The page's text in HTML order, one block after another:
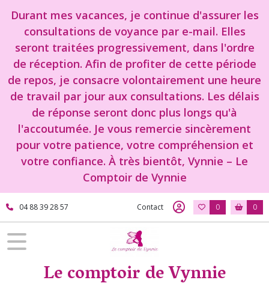
Durant mes vacances, je continue d'assurer les
consultations de voyance par e-mail. Elles
seront traitées progressivement, dans l'ordre
de réception. Afin de profiter de cette période
de repos, je consacre volontairement une heure
de travail par jour aux consultations. Les délais
de réponse seront donc plus longs qu'à
l'accoutumée. Je vous remercie sincèrement
pour votre patience, votre compréhension et
votre confiance. À très bientôt, Vynnie – Le
Comptoir de Vynnie
04 88 39 28 57 Contact 0 0
Le comptoir de Vynnie